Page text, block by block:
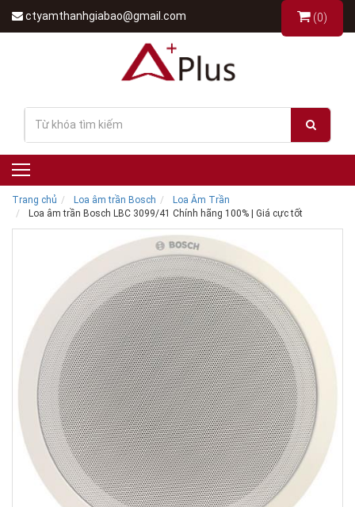
ctyamthanhgiabao@gmail.com (0)
Trang chủ Loa âm trần Bosch
Loa Âm Trần
Loa âm trần Bosch LBC 3099/41 Chính hãng 100% | Giá cực tốt